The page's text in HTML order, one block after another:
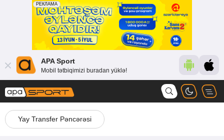
APA Sport
Mobil tətbiqimizi buradan yüklə!
Yay Transfer Pəncərəsi